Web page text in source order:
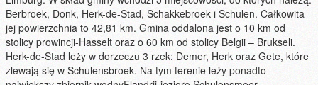
Berbroek, Donk, Herk-de-Stad, Schakkebroek i Schulen. Całkowita
jej powierzchnia to 42,81 km. Gmina oddalona jest o 10 km od
stolicy prowincji-Hasselt oraz o 60 km od stolicy Belgii – Brukseli.
Herk-de-Stad leży w dorzeczu 3 rzek: Demer, Herk oraz Gete, które
zlewają się w Schulensbroek. Na tym terenie leży ponadto